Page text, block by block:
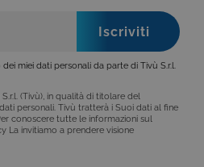
miei dati personali da parte di Tivù S.r.l.
(Tivù), in qualità di titolare del
personali. Tivù tratterà i Suoi dati al fine
conoscere tutte le informazioni sul
La invitiamo a prendere visione